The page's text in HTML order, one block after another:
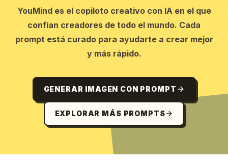
YouMind es el copiloto creativo con IA en el que
confían creadores de todo el mundo. Cada
prompt está curado para ayudarte a crear mejor
y más rápido.
GENERAR IMAGEN CON PROMPT
EXPLORAR MÁS PROMPTS